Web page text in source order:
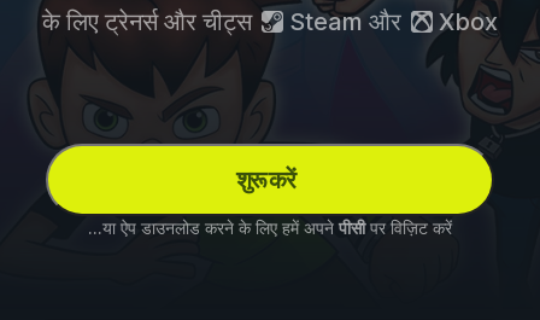
के लिए ट्रेनर्स और चीट्स Steam और Xbox
शुरू करें
...या ऐप डाउनलोड करने के लिए हमें अपने पीसीपर विज़िट करें